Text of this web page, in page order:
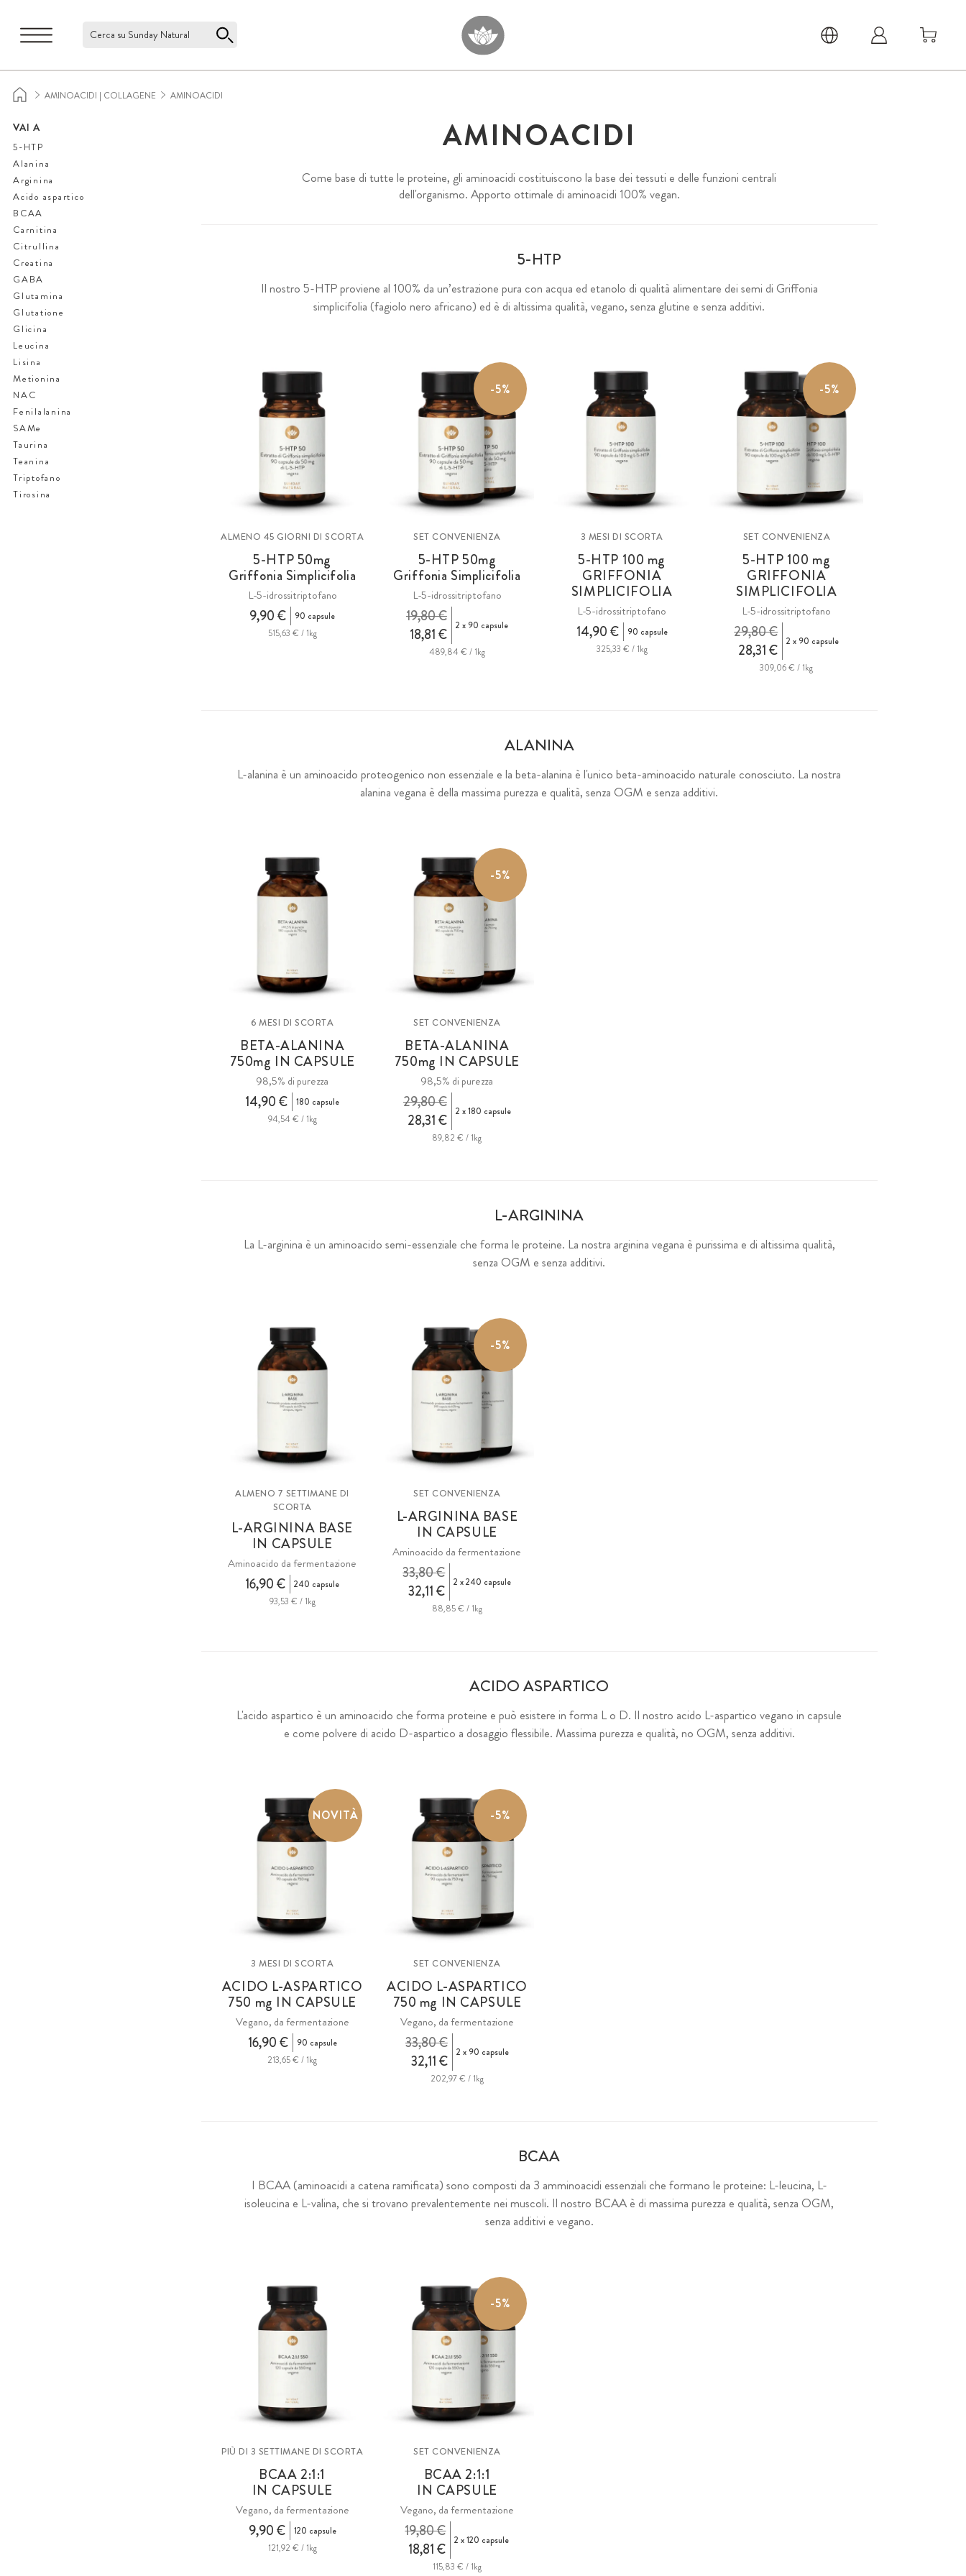
Cerca su Sunday Natural
AMINOACIDI | COLLAGENE AMINOACIDI
AMINOACIDI
Come base di tutte le proteine, gli aminoacidi costituiscono la base dei tessuti e delle funzioni centrali
dell'organismo. Apporto ottimale di aminoacidi 100% vegan.
5-HTP
Il nostro 5-HTP proviene al 100% da un’estrazione pura con acqua ed etanolo di qualità alimentare dei semi di Griffonia
simplicifolia (fagiolo nero africano) ed è di altissima qualità, vegano, senza glutine e senza additivi.
ALMENO 45 GIORNI DI SCORTA
5-HTP 50mg
Griffonia Simplicifolia
L-5-idrossitriptofano
9,90 €
90 capsule
515,63 € / 1kg
-5%
SET CONVENIENZA
5-HTP 50mg
Griffonia Simplicifolia
L-5-idrossitriptofano
18,81 €
19,80 € 2 x 90 capsule
489,84 € / 1kg
3 MESI DI SCORTA
5-HTP 100 mg
GRIFFONIA
SIMPLICIFOLIA
L-5-idrossitriptofano
14,90 €
90 capsule
325,33 € / 1kg
-5%
SET CONVENIENZA
5-HTP 100 mg
GRIFFONIA
SIMPLICIFOLIA
L-5-idrossitriptofano
28,31 €
29,80 € 2 x 90 capsule
309,06 € / 1kg
ALANINA
L-alanina è un aminoacido proteogenico non essenziale e la beta-alanina è l'unico beta-aminoacido naturale conosciuto. La nostra
alanina vegana è della massima purezza e qualità, senza OGM e senza additivi.
6 MESI DI SCORTA
BETA-ALANINA
750mg IN CAPSULE
98,5% di purezza
14,90 €
180 capsule
94,54 € / 1kg
-5%
SET CONVENIENZA
BETA-ALANINA
750mg IN CAPSULE
98,5% di purezza
28,31 €
29,80 € 2 x 180 capsule
89,82 € / 1kg
L-ARGININA
La L-arginina è un aminoacido semi-essenziale che forma le proteine. La nostra arginina vegana è purissima e di altissima qualità,
senza OGM e senza additivi.
ALMENO 7 SETTIMANE DI
SCORTA
L-ARGININA BASE
IN CAPSULE
Aminoacido da fermentazione
16,90 €
240 capsule
93,53 € / 1kg
-5%
SET CONVENIENZA
L-ARGININA BASE
IN CAPSULE
Aminoacido da fermentazione
32,11 €
33,80 € 2 x 240 capsule
88,85 € / 1kg
ACIDO ASPARTICO
L'acido aspartico è un aminoacido che forma proteine e può esistere in forma L o D. Il nostro acido L-aspartico vegano in capsule
e come polvere di acido D-aspartico a dosaggio flessibile. Massima purezza e qualità, no OGM, senza additivi.
NOVITÀ
3 MESI DI SCORTA
ACIDO L-ASPARTICO
750 mg IN CAPSULE
Vegano, da fermentazione
16,90 €
90 capsule
213,65 € / 1kg
-5%
SET CONVENIENZA
ACIDO L-ASPARTICO
750 mg IN CAPSULE
Vegano, da fermentazione
32,11 €
33,80 € 2 x 90 capsule
202,97 € / 1kg
BCAA
I BCAA (aminoacidi a catena ramificata) sono composti da 3 amminoacidi essenziali che formano le proteine: L-leucina, L-
isoleucina e L-valina, che si trovano prevalentemente nei muscoli. Il nostro BCAA è di massima purezza e qualità, senza OGM,
senza additivi e vegano.
PIÙ DI 3 SETTIMANE DI SCORTA
BCAA 2:1:1
IN CAPSULE
Vegano, da fermentazione
9,90 €
120 capsule
121,92 € / 1kg
-5%
SET CONVENIENZA
BCAA 2:1:1
IN CAPSULE
Vegano, da fermentazione
18,81 €
19,80 € 2 x 120 capsule
115,83 € / 1kg
VAI A
5-HTP
Alanina
Arginina
Acido aspartico
BCAA
Carnitina
Citrullina
Creatina
GABA
Glutamina
Glutatione
Glicina
Leucina
Lisina
Metionina
NAC
Fenilalanina
SAMe
Taurina
Teanina
Triptofano
Tirosina